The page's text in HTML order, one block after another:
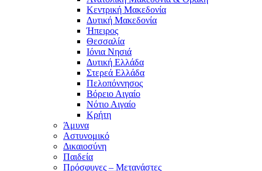
Κεντρική Μακεδονία
Δυτική Μακεδονία
Ήπειρος
Θεσσαλία
Ιόνια Νησιά
Δυτική Ελλάδα
Στερεά Ελλάδα
Πελοπόννησος
Βόρειο Αιγαίο
Νότιο Αιγαίο
Κρήτη
Άμυνα
Αστυνομικό
Δικαιοσύνη
Παιδεία
Πρόσφυγες – Μετανάστες